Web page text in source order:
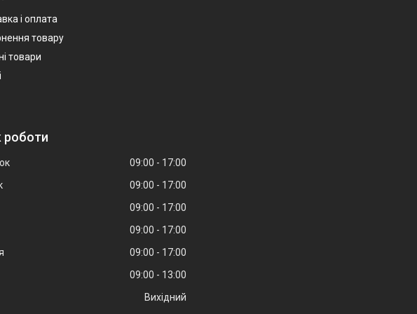
і оплата
товару
товари
роботи
09:00
17:00
09:00
17:00
09:00
17:00
09:00
17:00
09:00
17:00
09:00
13:00
Вихідний